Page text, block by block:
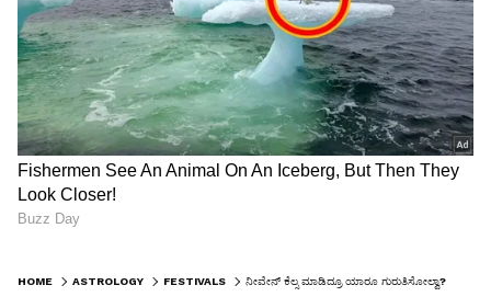
HOME ASTROLOGY FESTIVALS